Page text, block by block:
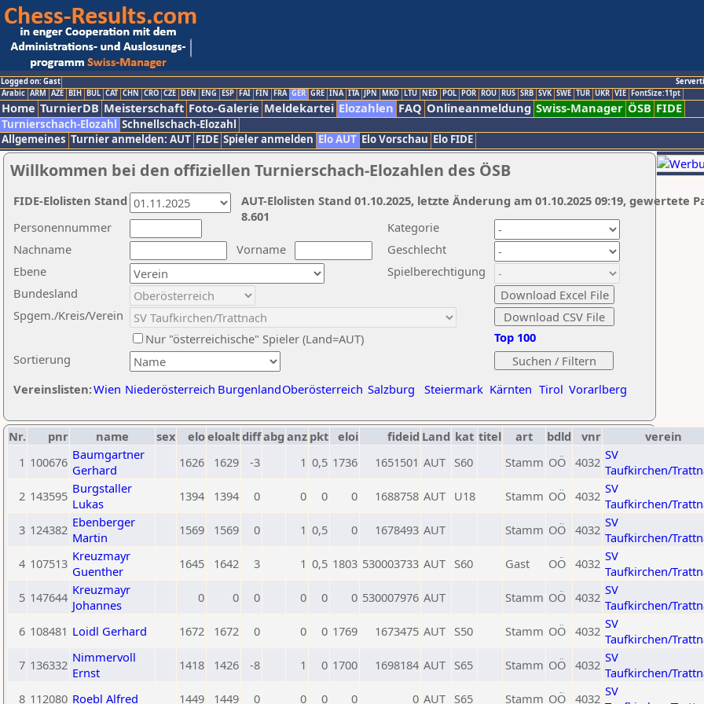
Logged on: Gast
Arabic ARM AZE BIH BUL CAT CHN CRO CZE DEN ENG ESP FAI FIN FRA GER GRE INA ITA JPN MKD LTU NED POL POR ROU RUS SRB SVK SWE TUR UKR VIE FontSize:11pt
Home TurnierDB Meisterschaft Foto-Galerie Meldekartei Elozahlen FAQ Onlineanmeldung Swiss-Manager ÖSB FIDE
Turnierschach-Elozahl Schnellschach-Elozahl
Allgemeines Turnier anmelden: AUT FIDE Spieler anmelden Elo AUT Elo Vorschau Elo FIDE
Willkommen bei den offiziellen Turnierschach-Elozahlen des ÖSB
Nachname
Vorname
Ebene
Kategorie
Sortierung
Personennummer
Bundesland
Spgem./Kreis/Verein
Geschlecht
Nur "österreichische" Spieler (Land=AUT)
Spielberechtigung
Vereinslisten:Wien Niederösterreich BurgenlandOberösterreich Salzburg Steiermark Kärnten Tirol Vorarlberg
Top 100
AUT-Elolisten Stand 01.10.2025, letzte Änderung am 01.10.2025 09:19, gewertete
8.601
FIDE-Elolisten Stand
Nr. pnr name sex eloeloaltdiffabg anz pkt eloi fideid Land kat titel art bdld vnr
verein
1 100676 Baumgartner
Gerhard
1626 1629 -3 1 0,5 1736 1651501 AUT S60 Stamm OÖ 4032 SV
Taufkirchen/
2 143595 Burgstaller
Lukas
1394 1394 0 0 0 0 1688758 AUT U18 Stamm OÖ 4032 SV
Taufkirchen/
3 124382 Ebenberger
Martin
1569 1569 0 1 0,5 0 1678493 AUT Stamm OÖ 4032 SV
Taufkirchen/
4 107513 Kreuzmayr
Guenther
1645 1642 3 1 0,5 1803 530003733 AUT S60 Gast OÖ 4032 SV
Taufkirchen/
5 147644 Kreuzmayr
Johannes
0 0 0 0 0 0 530007976 AUT Stamm OÖ 4032 SV
Taufkirchen/
6 108481 Loidl Gerhard 1672 1672 0 0 0 1769 1673475 AUT S50 Stamm OÖ 4032 SV
Taufkirchen/
7 136332 Nimmervoll
Ernst
1418 1426 -8 1 0 1700 1698184 AUT S65 Stamm OÖ 4032 SV
Taufkirchen/
8 112080 Roebl Alfred 1449 1449 0 0 0 0 0 AUT S65 Stamm OÖ 4032 SV